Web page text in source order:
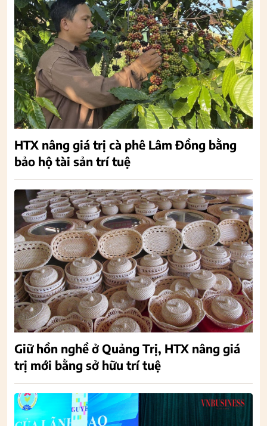
HTX nâng giá trị cà phê Lâm Đồng bằng
bảo hộ tài sản trí tuệ
Giữ hồn nghề ở Quảng Trị, HTX nâng giá
trị mới bằng sở hữu trí tuệ